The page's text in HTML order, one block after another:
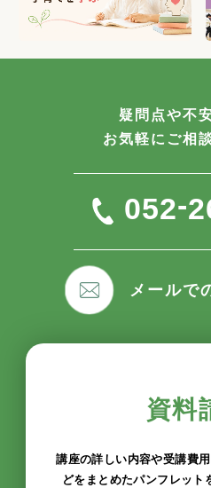
疑問点や不
お気軽にご相
052-
メールで
資料
講座の詳しい内容や受講費
どをまとめたパンフレット